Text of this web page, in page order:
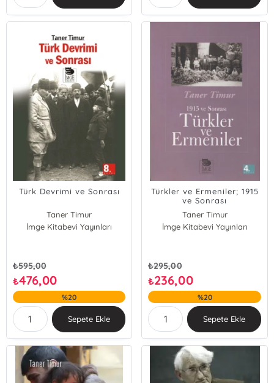
Türk Devrimi ve Sonrası
Taner Timur
İmge Kitabevi Yayınları
₺595,00
₺476,00
%20
Sepete Ekle
Türkler ve Ermeniler; 1915
ve Sonrası
Taner Timur
İmge Kitabevi Yayınları
₺295,00
₺236,00
%20
Sepete Ekle